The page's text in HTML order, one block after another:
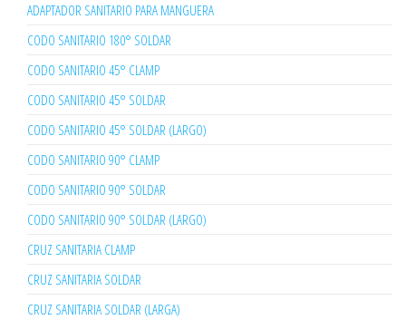
ADAPTADOR SANITARIO PARA MANGUERA
CODO SANITARIO 180° SOLDAR
CODO SANITARIO 45° CLAMP
CODO SANITARIO 45° SOLDAR
CODO SANITARIO 45° SOLDAR (LARGO)
CODO SANITARIO 90° CLAMP
CODO SANITARIO 90° SOLDAR
CODO SANITARIO 90° SOLDAR (LARGO)
CRUZ SANITARIA CLAMP
CRUZ SANITARIA SOLDAR
CRUZ SANITARIA SOLDAR (LARGA)